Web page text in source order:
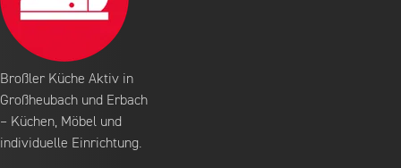
Broßler Küche Aktiv in
Großheubach und Erbach
– Küchen, Möbel und
individuelle Einrichtung.